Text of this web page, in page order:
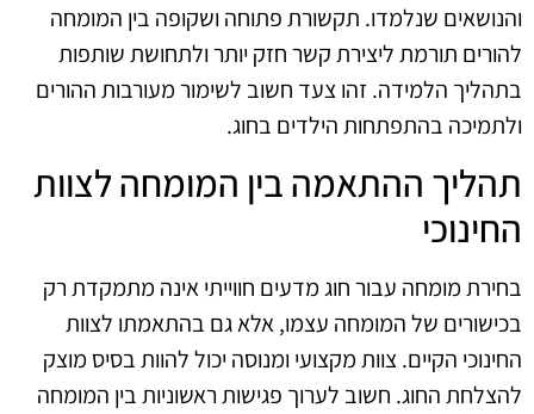
והנושאים שנלמדו. תקשורת פתוחה ושקופה בין המומחה
להורים תורמת ליצירת קשר חזק יותר ולתחושת שותפות
בתהליך הלמידה. זהו צעד חשוב לשימור מעורבות ההורים
ולתמיכה בהתפתחות הילדים בחוג.
תהליך ההתאמה בין המומחה לצוות
החינוכי
בחירת מומחה עבור חוג מדעים חווייתי אינה מתמקדת רק
בכישורים של המומחה עצמו, אלא גם בהתאמתו לצוות
החינוכי הקיים. צוות מקצועי ומנוסה יכול להוות בסיס מוצק
להצלחת החוג. חשוב לערוך פגישות ראשוניות בין המומחה